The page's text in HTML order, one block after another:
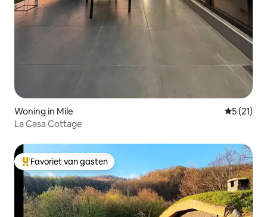
Woning in Mile
5 (21)
La Casa Cottage
Topfavoriet van gasten
Favoriet van gasten